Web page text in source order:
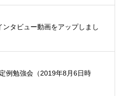
タビュー動画をアップしまし
例勉強会（2019年8月6日時